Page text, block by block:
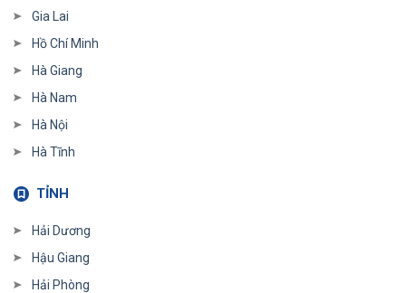
Gia Lai
Hồ Chí Minh
Hà Giang
Hà Nam
Hà Nội
Hà Tĩnh
TỈNH
Hải Dương
Hậu Giang
Hải Phòng